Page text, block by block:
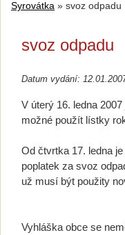
Syrovátka » svoz odpadu
svoz odpadu
Datum vydání:
V úterý 16. ledna
možné použít lístky
Od čtvrtka 17. ledna
poplatek za svoz
už musí být použity
Vyhláška obce se